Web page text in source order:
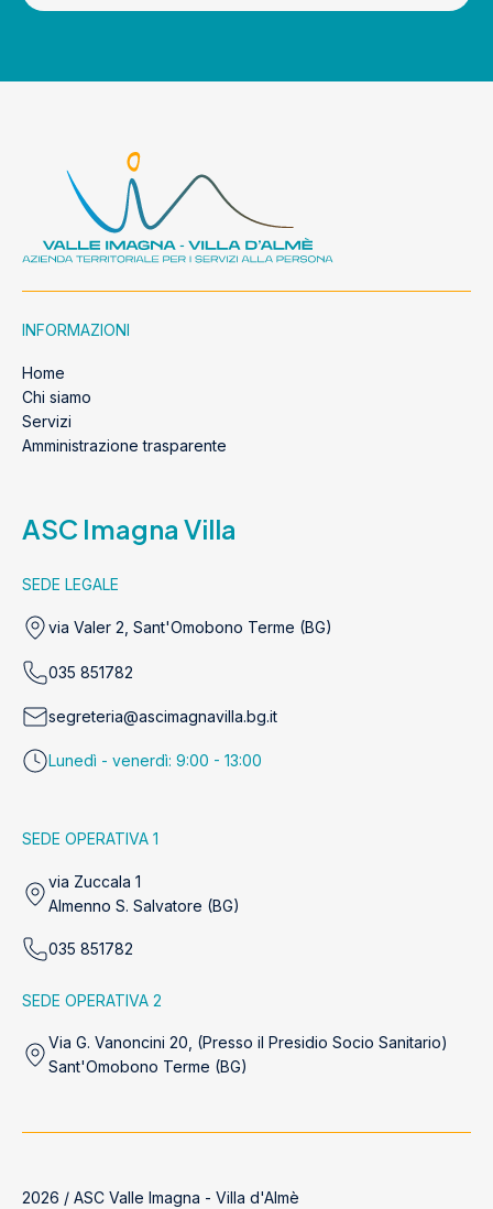
INFORMAZIONI
Home
Chi siamo
Servizi
Amministrazione trasparente
ASC Imagna Villa
SEDE LEGALE
via Valer 2, Sant'Omobono Terme (BG)
035 851782
segreteria@ascimagnavilla.bg.it
Lunedì - venerdì: 9:00 - 13:00
SEDE OPERATIVA 1
via Zuccala 1
Almenno S. Salvatore (BG)
035 851782
SEDE OPERATIVA 2
Via G. Vanoncini 20, (Presso il Presidio Socio Sanitario)
Sant'Omobono Terme (BG)
2026 / ASC Valle Imagna - Villa d'Almè